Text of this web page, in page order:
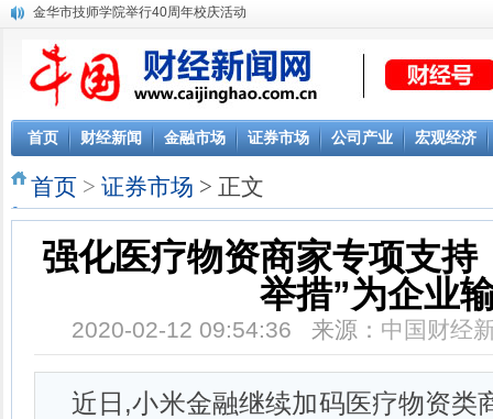
金华市技师学院举行40周年校庆活动
首页 财经新闻 金融市场 证券市场 公司产业 宏观经济
首页 > 证券市场 > 正文
强化医疗物资商家专项支持
举措”为企业
2020-02-12 09:54:36 来源： 中国财经
近日,小米金融继续加码医疗物资类